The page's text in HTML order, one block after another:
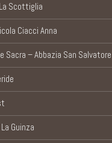
Scottiglia
Ciacci Anna
Sacra – Abbazia San Salvatore
Guinza